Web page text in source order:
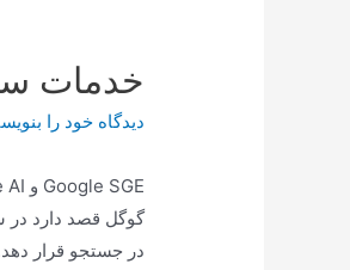
خدمات
دیدگاه‌ خود را
Google SGE و Generative AI در جستجو: چه چیزی در سال ۲۰۲۴ انتظار می رود
در جستجو قرار